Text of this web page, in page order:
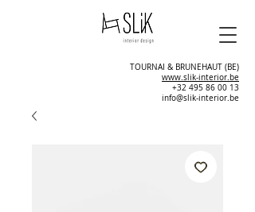
TOURNAI & BRUNEHAUT (BE)
www.slik-interior.be
+32 495 86 00 13
info@slik-interior.be